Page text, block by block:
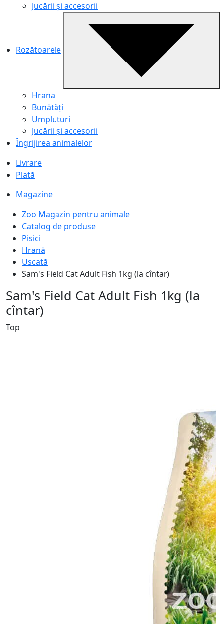
Jucării și accesorii
Rozătoarele
Hrana
Bunătăți
Umpluturi
Jucării și accesorii
Îngrijirea animalelor
Livrare
Plată
Magazine
Zoo Magazin pentru animale
Catalog de produse
Pisici
Hrană
Uscată
Sam's Field Cat Adult Fish 1kg (la cîntar)
Sam's Field Cat Adult Fish 1kg (la
cîntar)
Top